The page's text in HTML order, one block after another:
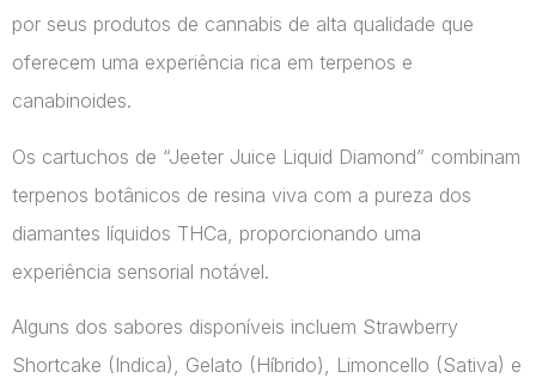
por seus produtos de cannabis de alta qualidade que
oferecem uma experiência rica em terpenos e
canabinoides.
Os cartuchos de “Jeeter Juice Liquid Diamond” combinam
terpenos botânicos de resina viva com a pureza dos
diamantes líquidos THCa, proporcionando uma
experiência sensorial notável.
Alguns dos sabores disponíveis incluem Strawberry
Shortcake (Indica), Gelato (Híbrido), Limoncello (Sativa) e